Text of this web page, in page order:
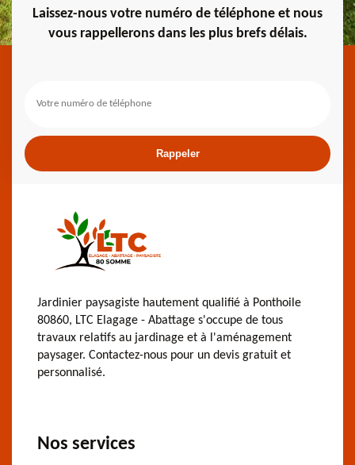
Laissez-nous votre numéro de téléphone et nous
vous rappellerons dans les plus brefs délais.
Jardinier paysagiste hautement qualifié à Ponthoile
80860, LTC Elagage - Abattage s'occupe de tous
travaux relatifs au jardinage et à l'aménagement
paysager. Contactez-nous pour un devis gratuit et
personnalisé.
Nos services